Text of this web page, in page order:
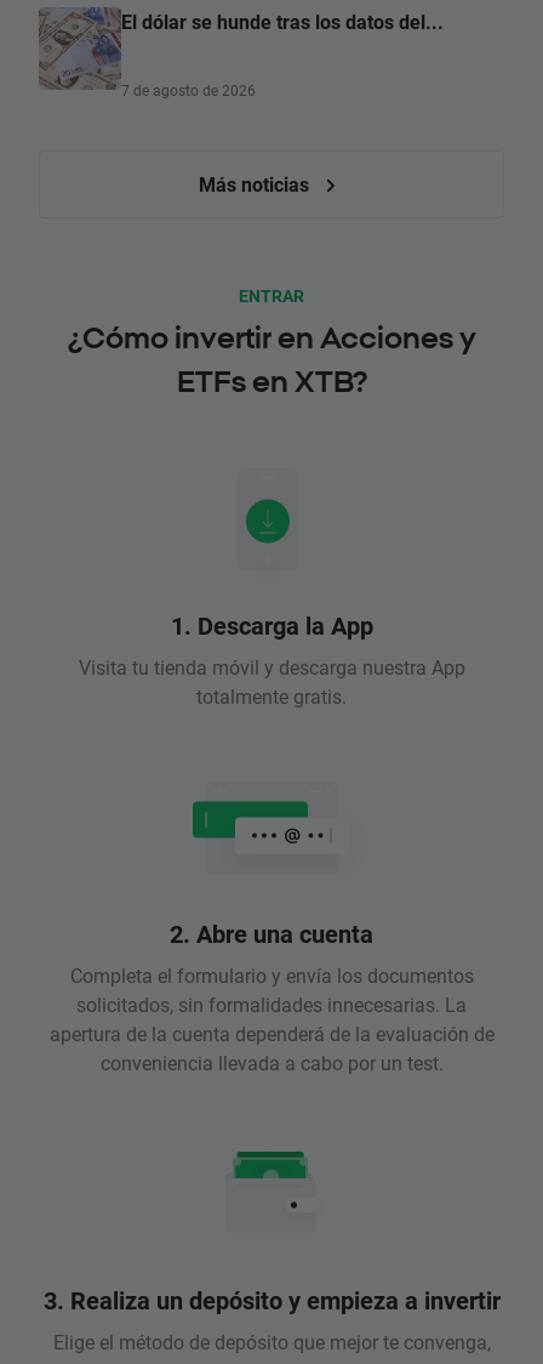
El dólar se hunde tras los datos del...
7 de agosto de 2026
Más noticias
ENTRAR
¿Cómo invertir en Acciones y
ETFs en XTB?
1. Descarga la App
Visita tu tienda móvil y descarga nuestra App
totalmente gratis.
2. Abre una cuenta
Completa el formulario y envía los documentos
solicitados, sin formalidades innecesarias. La
apertura de la cuenta dependerá de la evaluación de
conveniencia llevada a cabo por un test.
3. Realiza un depósito y empieza a invertir
Elige el método de depósito que mejor te convenga,